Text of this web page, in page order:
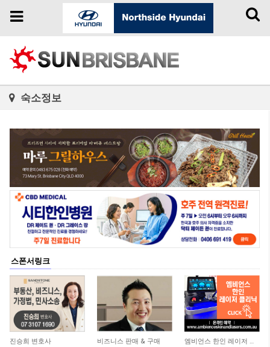
Toggle
Toggle
숙소정보
스폰서링크
8,151
진승희 변호사 6,187
비즈니스 판매 & 구매 5,138 엠비언스 한인 레이저 클리닉